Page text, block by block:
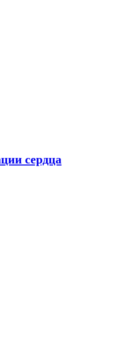
сердца